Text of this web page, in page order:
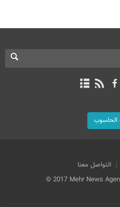
التواصل معنا
© 2017 Mehr News